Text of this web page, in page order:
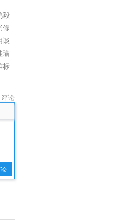
毅
修
谈
瑜
标
论